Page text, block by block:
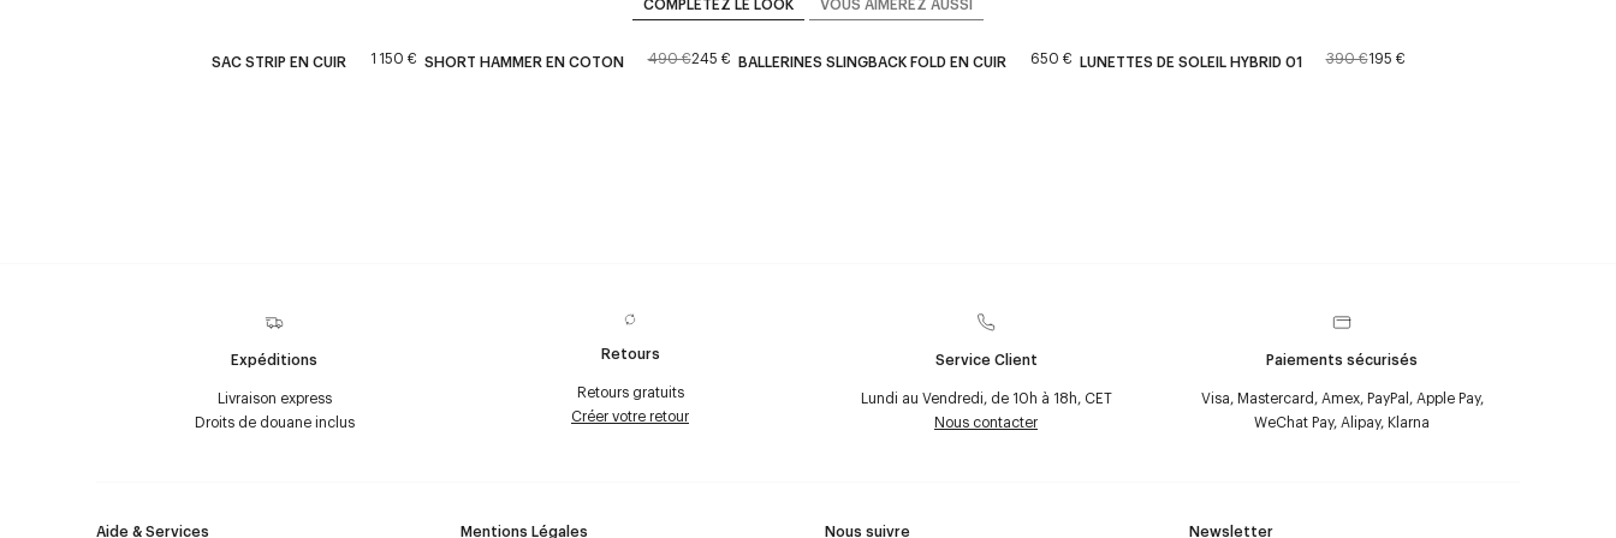
SAC STRIP EN CUIR 1 150 € SHORT HAMMER EN COTON 490 €245 € BALLERINES SLINGBACK FOLD EN CUIR 650 € LUNETTES DE SOLEIL HYBRID 01 390 €195 €
Expéditions
Livraison express
Droits de douane inclus
Retours
Retours gratuits
Créer votre retour
Service Client
Lundi au Vendredi, de 10h à 18h, CET
Nous contacter
Paiements sécurisés
Visa, Mastercard, Amex, PayPal, Apple Pay,
WeChat Pay, Alipay, Klarna
Aide & Services Mentions Légales Nous suivre Newsletter